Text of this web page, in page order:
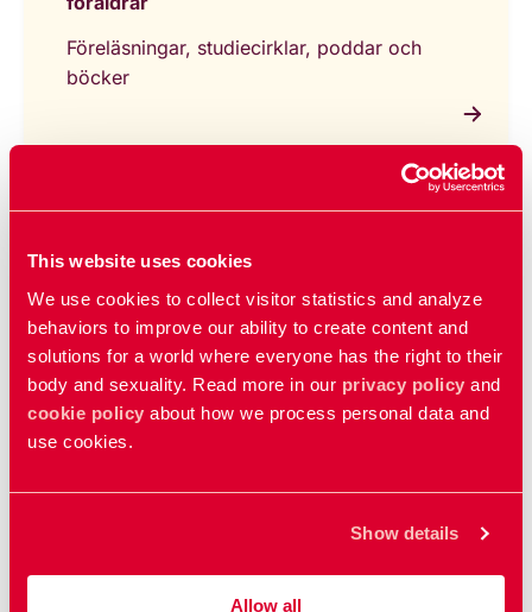
This website uses cookies
We use cookies to collect visitor statistics and analyze
behaviors to improve our ability to create content and
solutions for a world where everyone has the right to their
body and sexuality. Read more in our privacy policy and
cookie policy about how we process personal data and
use cookies.
Show details
Allow all
Föreläsningar, studiecirklar, poddar och
böcker
röster
Tips till föräldrar
– från unga